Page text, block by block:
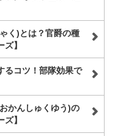
く)とは？官爵の種
】
るコツ！部隊効果で
かんしゅくゆう)の
】